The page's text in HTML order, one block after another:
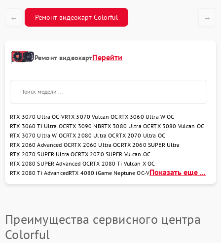
← Ремонт видеокарт Colorful →
Ремонт видеокартПерейти
RTX 3070 Ultra OC-VRTX 3070 Vulcan OCRTX 3060 Ultra W OC
RTX 3060 Ti Ultra OCRTX 3090 NBRTX 3080 Ultra OCRTX 3080 Vulcan OC
RTX 3070 Ultra W OCRTX 2080 Ultra OCRTX 2070 Ultra OC
RTX 2060 Advanced OCRTX 2060 Ultra OCRTX 2060 SUPER Ultra
RTX 2070 SUPER Ultra OCRTX 2070 SUPER Vulcan OC
RTX 2080 SUPER Advanced OCRTX 2080 Ti Vulcan X OC
RTX 2080 Ti AdvancedRTX 4080 iGame Neptune OC-VПоказать еще ...
Преимущества сервисного центра
Colorful